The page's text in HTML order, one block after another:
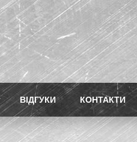
ВІДГУКИ КОНТАКТИ